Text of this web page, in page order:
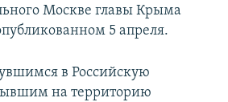
Москве главы Крыма
5 апреля.
в Российскую
на территорию